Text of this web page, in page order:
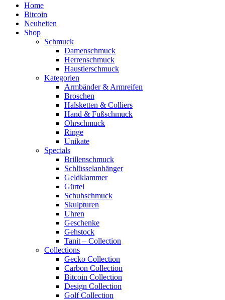
Home
Bitcoin
Neuheiten
Shop
Schmuck
Damenschmuck
Herrenschmuck
Haustierschmuck
Kategorien
Armbänder & Armreifen
Broschen
Halsketten & Colliers
Hand & Fußschmuck
Ohrschmuck
Ringe
Unikate
Specials
Brillenschmuck
Schlüsselanhänger
Geldklammer
Gürtel
Schuhschmuck
Skulpturen
Uhren
Geschenke
Gehstock
Tanit – Collection
Collections
Gecko Collection
Carbon Collection
Bitcoin Collection
Design Collection
Golf Collection